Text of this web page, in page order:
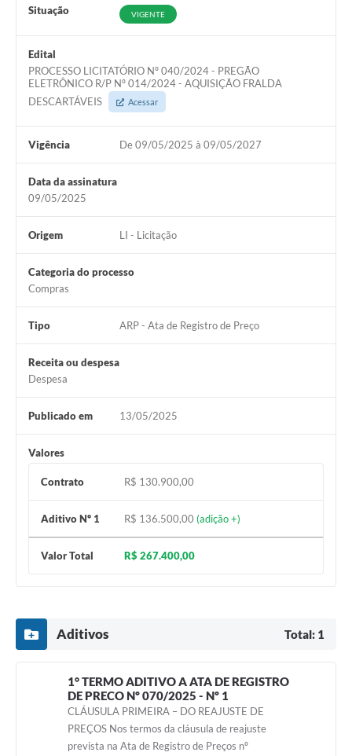
Situação VIGENTE
Edital
PROCESSO LICITATÓRIO Nº 040/2024 - PREGÃO
ELETRÔNICO R/P Nº 014/2024 - AQUISIÇÃO FRALDA
DESCARTÁVEIS
Acessar
Vigência De 09/05/2025 à 09/05/2027
Data da assinatura
09/05/2025
Origem LI - Licitação
Categoria do processo
Compras
Tipo ARP - Ata de Registro de Preço
Receita ou despesa
Despesa
Publicado em 13/05/2025
Valores
Contrato R$ 130.900,00
Aditivo Nº 1 R$ 136.500,00(adição +)
Valor Total R$ 267.400,00
Aditivos Total: 1
1° TERMO ADITIVO A ATA DE REGISTRO
DE PRECO Nº 070/2025 - Nº 1
CLÁUSULA PRIMEIRA – DO REAJUSTE DE
PREÇOS Nos termos da cláusula de reajuste
prevista na Ata de Registro de Preços nº